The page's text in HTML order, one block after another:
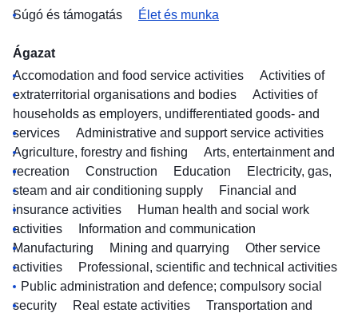
Súgó és támogatás
Élet és munka
Ágazat
Accomodation and food service activities
Activities of
extraterritorial organisations and bodies
Activities of
households as employers, undifferentiated goods- and
services
Administrative and support service activities
Agriculture, forestry and fishing
Arts, entertainment and
recreation
Construction Education
Electricity, gas,
steam and air conditioning supply
Financial and
insurance activities
Human health and social work
activities
Information and communication
Manufacturing
Mining and quarrying
Other service
activities
Professional, scientific and technical activities
Public administration and defence; compulsory social
security
Real estate activities
Transportation and